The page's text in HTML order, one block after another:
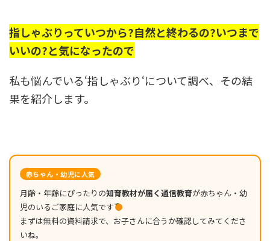
指しゃぶりっていつから?自然と終わるの?いつまで
いいの?と気になったので
私も悩んでいる‘指しゃぶり‘について調べ、その結
果を紹介します。
赤ちゃん・幼児に人気
月齢・年齢にぴったりの知育教材が届く通信教育が赤ちゃん・幼
児のいるご家庭に人気です
まずは無料の資料請求で、お子さんに合うか確認してみてくださ
いね。